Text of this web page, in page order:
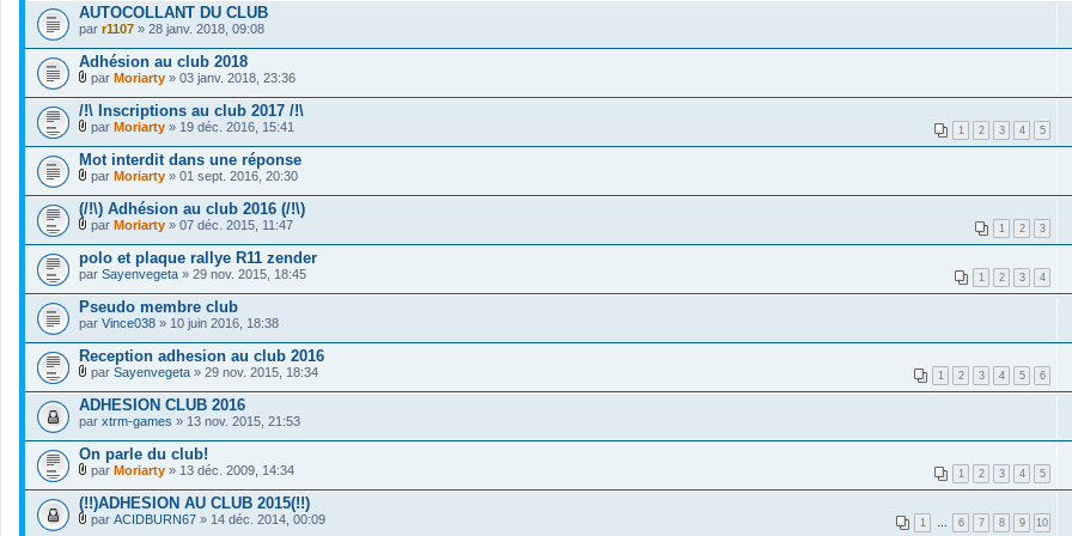
i
n
t
(
s
)
AUTOCOLLANT DU CLUB
par r1107 » 28 janv. 2018, 09:08
Adhésion au club 2018
F
i
c
h
i
e
r
s
)
o
i
n
t
(
s
par Moriarty » 03 janv. 2018, 23:36
/!\ Inscriptions au club 2017 /!\
1 2 3 4 5
F
i
c
h
i
e
r
s
)
j
o
i
n
t
(
s
)
par Moriarty » 19 déc. 2016, 15:41
Mot interdit dans une réponse
F
i
c
h
i
e
r
s
)
j
o
i
n
t
(
s
par Moriarty » 01 sept. 2016, 20:30
(/!\) Adhésion au club 2016 (/!\)
1 2 3
F
c
h
i
e
r
s
)
o
i
n
t
(
s
)
par Moriarty » 07 déc. 2015, 11:47
polo et plaque rallye R11 zender
1 2 3 4
par Sayenvegeta » 29 nov. 2015, 18:45
Pseudo membre club
par Vince038 » 10 juin 2016, 18:38
Reception adhesion au club 2016
1 2 3 4 5 6
F
i
c
h
i
e
r
s
)
par Sayenvegeta » 29 nov. 2015, 18:34
ADHESION CLUB 2016
par xtrm-games » 13 nov. 2015, 21:53
On parle du club!
1 2 3 4 5
F
i
c
h
par Moriarty » 13 déc. 2009, 14:34
(!!)ADHESION AU CLUB 2015(!!)
1 … 6 7 8 9 10
F
par ACIDBURN67 » 14 déc. 2014, 00:09